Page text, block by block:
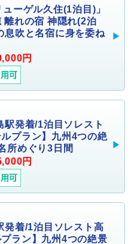
ーゲル久住(1泊目)」
離れの宿 神隠れ(2泊
息吹と名宿に身を委ね
円
発着/1泊目ソレスト
プラン】九州4つの絶
所めぐり3日間
円
発着/1泊目ソレスト高
ラン】九州4つの絶景